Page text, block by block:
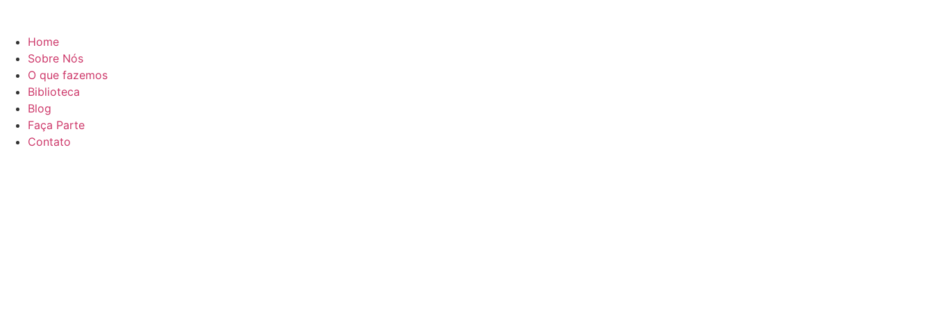
Home
Sobre Nós
O que fazemos
Biblioteca
Blog
Faça Parte
Contato